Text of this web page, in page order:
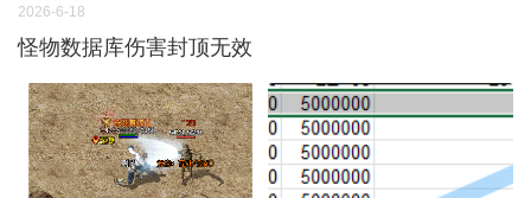
2026-6-18
怪物数据库伤害封顶无效